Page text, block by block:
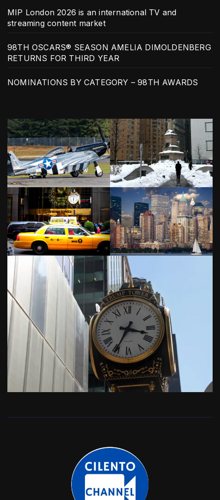
MIP London 2026 is an international TV and
streaming content market
98TH OSCARS® SEASON AMELIA DIMOLDENBERG
RETURNS FOR THIRD YEAR
NOMINATIONS BY CATEGORY – 98TH AWARDS